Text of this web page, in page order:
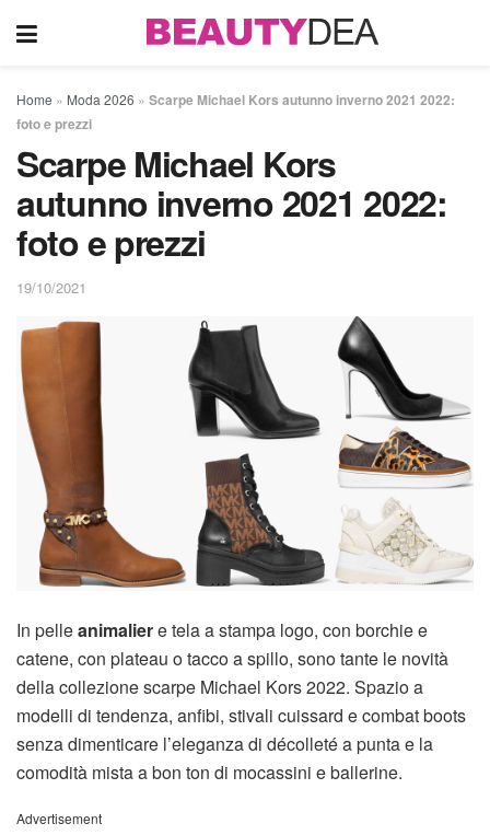
Home » Moda 2026 » Scarpe Michael Kors autunno inverno 2021 2022:
foto e prezzi
Scarpe Michael Kors
autunno inverno 2021 2022:
foto e prezzi
19/10/2021
In pelleanimaliere tela a stampa logo, con borchie e
catene, con plateau o tacco a spillo, sono tante le novità
della collezione scarpe Michael Kors 2022. Spazio a
modelli di tendenza, anfibi, stivali cuissard e combat boots
senza dimenticare l’eleganza di décolleté a punta e la
comodità mista a bon ton di mocassini e ballerine.
Advertisement